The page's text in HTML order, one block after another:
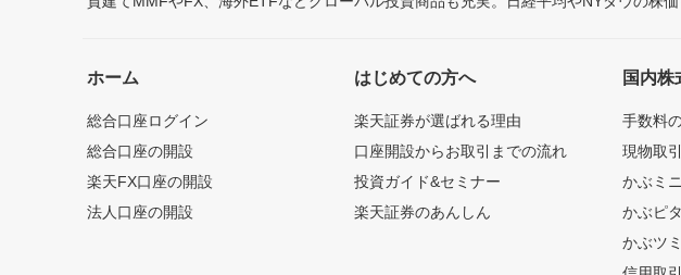
ホーム
総合口座ログイン
総合口座の開設
楽天FX口座の開設
法人口座の開設
はじめての方へ
楽天証券が選ばれる理由
口座開設からお取引までの流れ
投資ガイド&セミナー
楽天証券のあんしん
国内株
手数料
現物取引
かぶミニ
かぶピ
かぶツミ